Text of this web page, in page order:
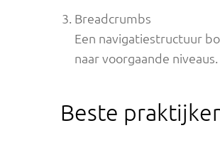
Breadcrumbs
Een navigatiestructuur
naar voorgaande niveaus.
Beste